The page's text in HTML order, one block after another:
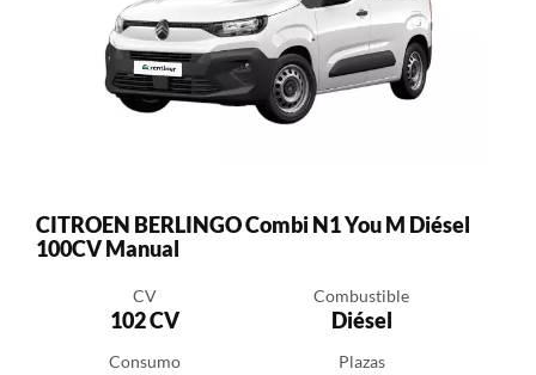
CITROEN BERLINGO Combi N1 You M Diésel
100CV Manual
CV
102 CV
Combustible
Diésel
Consumo Plazas